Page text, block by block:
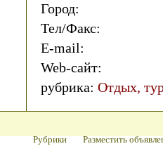
Город:
Тел/Факс:
E-mail:
Web-сайт:
рубрика: Отдых,
Рубрики Разместить